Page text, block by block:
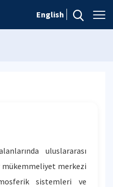
English
uluslararası
mükemmeliyet merkezi
sistemleri ve